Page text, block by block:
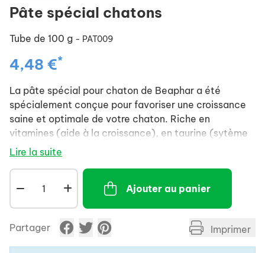
Pâte spécial chatons
Tube de 100 g - PAT009
4,48 €*
La pâte spécial pour chaton de Beaphar a été
spécialement conçue pour favoriser une croissance
saine et optimale de votre chaton. Riche en
vitamines (aide à la croissance), en taurine (sytème
cardiaque et vue améliorés), en calcium (solidité des
(brillance du pelage), votre chaton aura toutes les
chances de son côté.
Extrêmement appétente, elle peut être donnée
directement dans la gueule de l'animal ou sur son
alimentation.
Riche en calcium
Lire la suite
Ajouter au panier
Partager Imprimer